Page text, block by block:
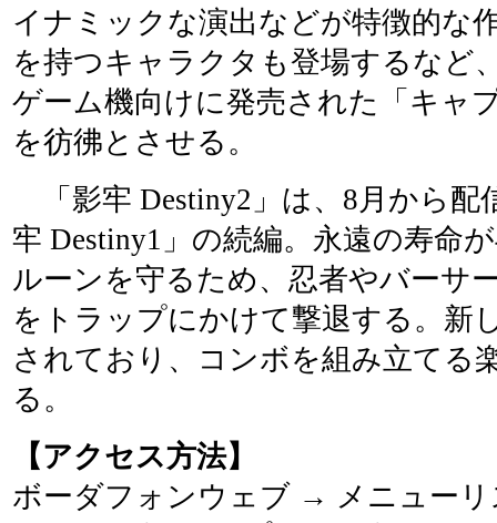
イナミックな演出などが特徴的な
を持つキャラクタも登場するなど
ゲーム機向けに発売された「キャ
を彷彿とさせる。
「影牢 Destiny2」は、8月から配
牢 Destiny1」の続編。永遠の寿命
ルーンを守るため、忍者やバーサ
をトラップにかけて撃退する。新
されており、コンボを組み立てる
る。
【アクセス方法】
ボーダフォンウェブ → メニュー